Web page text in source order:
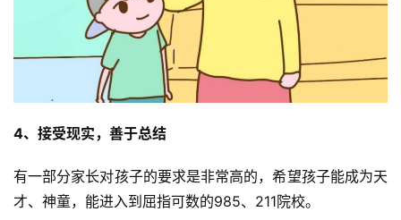
日
4、接受现实，善于总结
有一部分家长对孩子的要求是非常高的，希望孩子能成为天
才、神童，能进入到屈指可数的985、211院校。